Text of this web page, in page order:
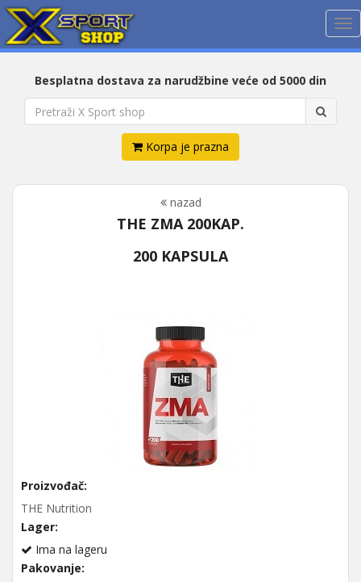
Besplatna dostava za narudžbine veće od 5000 din
Korpa je prazna
nazad
THE ZMA 200KAP.
200 KAPSULA
Proizvođač:
THE Nutrition
Lager:
Ima na lageru
Pakovanje: